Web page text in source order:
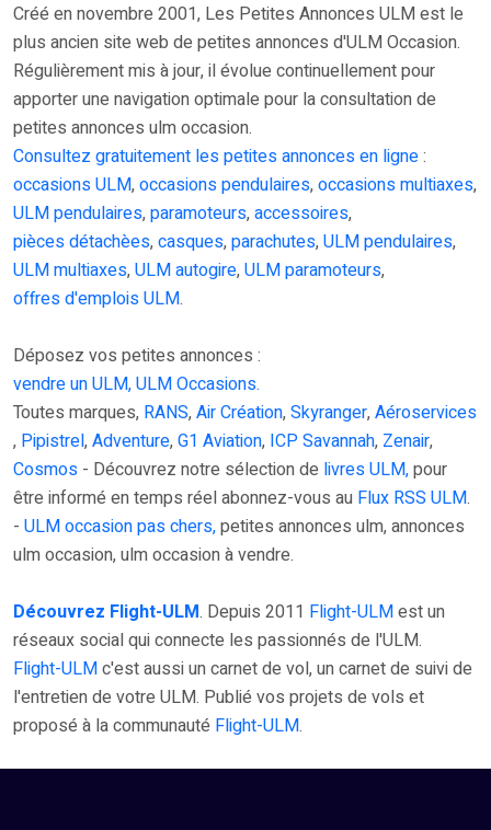
Créé en novembre 2001, Les Petites Annonces ULM est le
plus ancien site web de petites annonces d'ULM Occasion.
Régulièrement mis à jour, il évolue continuellement pour
apporter une navigation optimale pour la consultation de
petites annonces ulm occasion.
Consultez gratuitement les petites annonces en ligne:
occasions ULM,occasions pendulaires,occasions multiaxes,
ULM pendulaires,paramoteurs,accessoires,
pièces détachèes,casques,parachutes,ULM pendulaires,
ULM multiaxes,ULM autogire,ULM paramoteurs,
offres d'emplois ULM.
Déposez vos petites annonces :
vendre un ULM, ULM Occasions.
Toutes marques, RANS,Air Création,Skyranger,Aéroservices
, Pipistrel,Adventure,G1 Aviation, ICP Savannah, Zenair,
Cosmos - Découvrez notre sélection de livres ULM,pour
être informé en temps réel abonnez-vous au Flux RSS ULM.
- ULM occasion pas chers,petites annonces ulm, annonces
ulm occasion, ulm occasion à vendre.
Découvrez Flight-ULM. Depuis 2011 Flight-ULMest un
réseaux social qui connecte les passionnés de l'ULM.
Flight-ULMc'est aussi un carnet de vol, un carnet de suivi de
l'entretien de votre ULM. Publié vos projets de vols et
proposé à la communauté Flight-ULM.